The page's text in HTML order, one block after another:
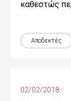
καθεστώς
Αποδεκτές
02/02/2018